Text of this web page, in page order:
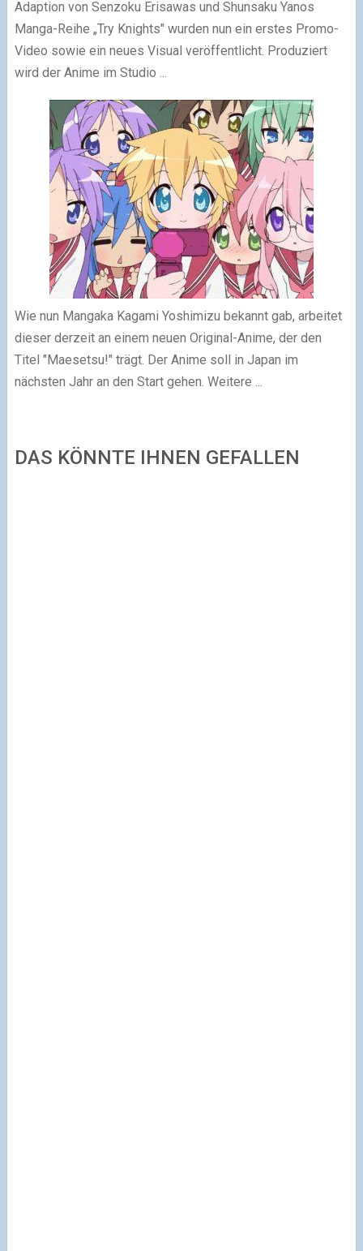
Adaption von Senzoku Erisawas und Shunsaku Yanos
Manga-Reihe „Try Knights" wurden nun ein erstes Promo-
Video sowie ein neues Visual veröffentlicht. Produziert
wird der Anime im Studio ...
Wie nun Mangaka Kagami Yoshimizu bekannt gab, arbeitet
dieser derzeit an einem neuen Original-Anime, der den
Titel "Maesetsu!" trägt. Der Anime soll in Japan im
nächsten Jahr an den Start gehen. Weitere ...
DAS KÖNNTE IHNEN GEFALLEN